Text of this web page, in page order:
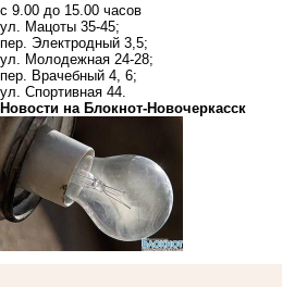
с 9.00 до 15.00 часов
ул. Мацоты 35-45;
пер. Электродный 3,5;
ул. Молодежная 24-28;
пер. Врачебный 4, 6;
ул. Спортивная 44.
Новости на Блoкнoт-Новочеркасск